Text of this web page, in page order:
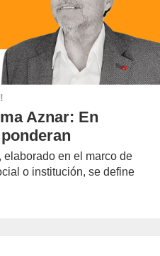
Aznar: En
elaborado en el marco de
o institución, se define